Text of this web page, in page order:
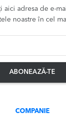
aici adresa de e-
noastre în cel
ABONEAZĂ-TE
COMPANIE